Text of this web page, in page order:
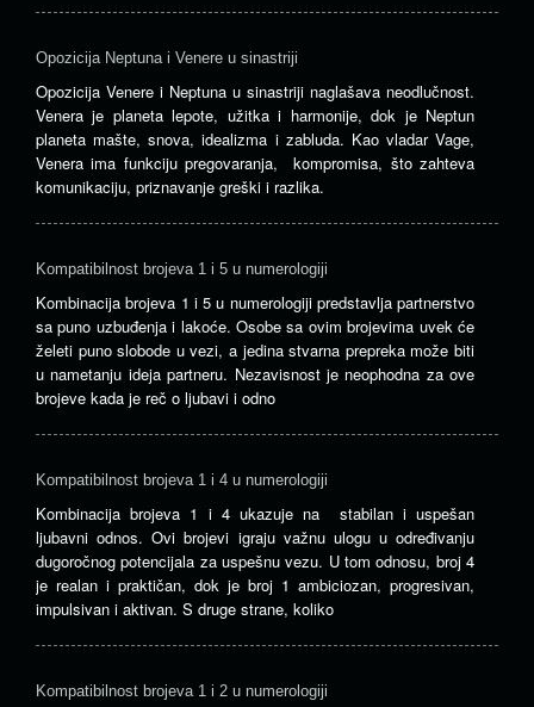
Opozicija Neptuna i Venere u sinastriji
Opozicija Venere i Neptuna u sinastriji naglašava neodlučnost.
Venera je planeta lepote, užitka i harmonije, dok je Neptun
planeta mašte, snova, idealizma i zabluda. Kao vladar Vage,
Venera ima funkciju pregovaranja, kompromisa, što zahteva
komunikaciju, priznavanje greški i razlika.
Kompatibilnost brojeva 1 i 5 u numerologiji
Kombinacija brojeva 1 i 5 u numerologiji predstavlja partnerstvo
sa puno uzbuđenja i lakoće. Osobe sa ovim brojevima uvek će
želeti puno slobode u vezi, a jedina stvarna prepreka može biti
u nametanju ideja partneru. Nezavisnost je neophodna za ove
brojeve kada je reč o ljubavi i odno
Kompatibilnost brojeva 1 i 4 u numerologiji
Kombinacija brojeva 1 i 4 ukazuje na stabilan i uspešan
ljubavni odnos. Ovi brojevi igraju važnu ulogu u određivanju
dugoročnog potencijala za uspešnu vezu. U tom odnosu, broj 4
je realan i praktičan, dok je broj 1 ambiciozan, progresivan,
impulsivan i aktivan. S druge strane, koliko
Kompatibilnost brojeva 1 i 2 u numerologiji